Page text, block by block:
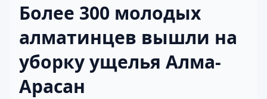
Более 300 молодых
алматинцев вышли на
уборку ущелья Алма-
Арасан